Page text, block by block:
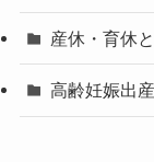
産休・育休
高齢妊娠出